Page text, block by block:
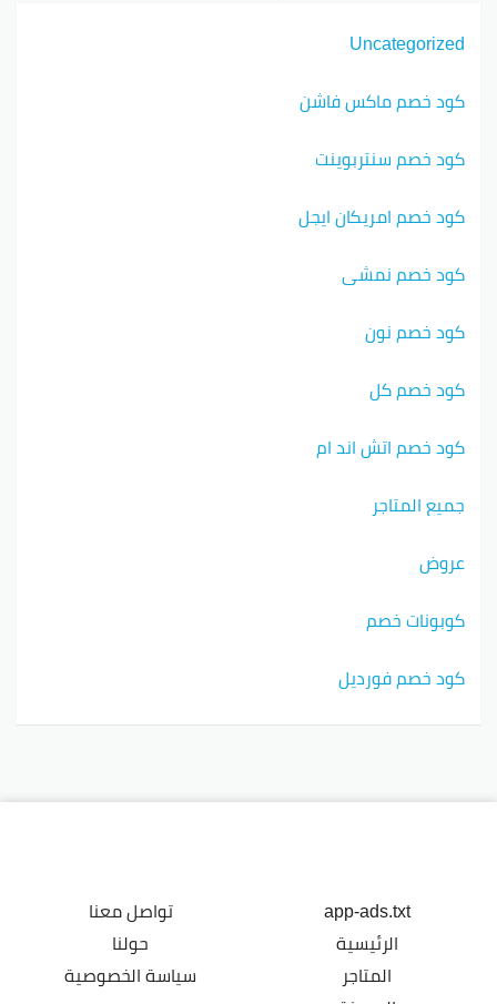
Uncategorized
كود خصم ماكس فاشن
كود خصم سنتربوينت
كود خصم امريكان ايجل
كود خصم نمشي
كود خصم نون
كود خصم كل
كود خصم اتش اند ام
جميع المتاجر
عروض
كوبونات خصم
كود خصم فورديل
app-ads.txt
الرئيسية
المتاجر
تواصل معنا
حولنا
سياسة الخصوصية